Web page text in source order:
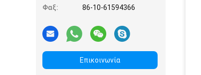
Φαξ:
86-10-61594366
Επικοινωνία